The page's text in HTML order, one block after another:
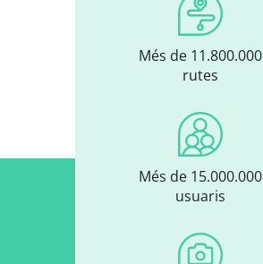
Més de 11.800.000
rutes
Més de 15.000.000
usuaris